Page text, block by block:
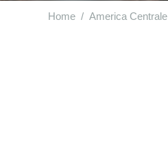
Home America Centrale